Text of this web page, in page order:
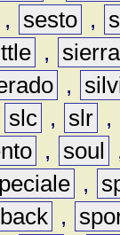
, sesto ,
,
sierra
,
slc , slr ,
, soul
,
,